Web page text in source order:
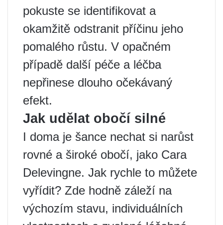
pokuste se identifikovat a
okamžitě odstranit příčinu jeho
pomalého růstu. V opačném
případě další péče a léčba
nepřinese dlouho očekávaný
efekt.
Jak udělat obočí silné
I doma je šance nechat si narůst
rovné a široké obočí, jako Cara
Delevingne. Jak rychle to můžete
vyřídit? Zde hodně záleží na
výchozím stavu, individuálních